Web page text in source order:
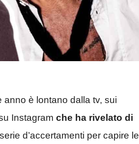
è lontano dalla tv, sui
Instagram che ha rivelato di
d’accertamenti per capire le